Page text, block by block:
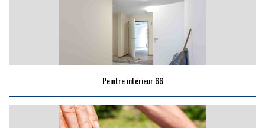
Peintre intérieur 66